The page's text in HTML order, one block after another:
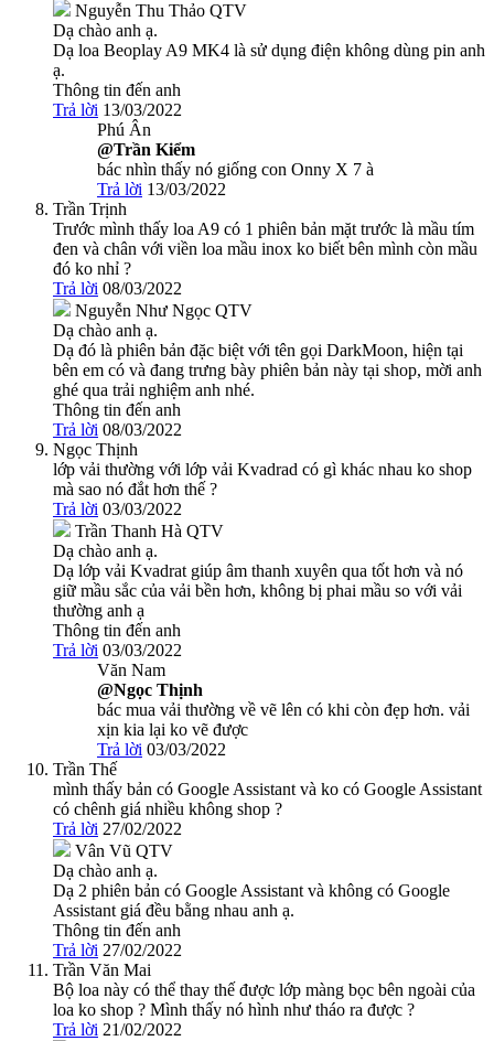
Nguyễn Thu Thảo QTV
Dạ chào anh ạ.
Dạ loa Beoplay A9 MK4 là sử dụng điện không dùng pin anh
ạ.
Thông tin đến anh
Trả lời 13/03/2022
Phú Ân
@Trần Kiểm
bác nhìn thấy nó giống con Onny X 7 à
Trả lời 13/03/2022
Trần Trịnh
Trước mình thấy loa A9 có 1 phiên bản mặt trước là mầu tím
đen và chân với viền loa mầu inox ko biết bên mình còn mầu
đó ko nhỉ ?
Trả lời 08/03/2022
Nguyễn Như Ngọc QTV
Dạ chào anh ạ.
Dạ đó là phiên bản đặc biệt với tên gọi DarkMoon, hiện tại
bên em có và đang trưng bày phiên bản này tại shop, mời anh
ghé qua trải nghiệm anh nhé.
Thông tin đến anh
Trả lời 08/03/2022
Ngọc Thịnh
lớp vải thường với lớp vải Kvadrad có gì khác nhau ko shop
mà sao nó đắt hơn thế ?
Trả lời 03/03/2022
Trần Thanh Hà QTV
Dạ chào anh ạ.
Dạ lớp vải Kvadrat giúp âm thanh xuyên qua tốt hơn và nó
giữ mầu sắc của vải bền hơn, không bị phai mầu so với vải
thường anh ạ
Thông tin đến anh
Trả lời 03/03/2022
Văn Nam
@Ngọc Thịnh
bác mua vải thường về vẽ lên có khi còn đẹp hơn. vải
xịn kia lại ko vẽ được
Trả lời 03/03/2022
Trần Thế
mình thấy bản có Google Assistant và ko có Google Assistant
có chênh giá nhiều không shop ?
Trả lời 27/02/2022
Vân Vũ QTV
Dạ chào anh ạ.
Dạ 2 phiên bản có Google Assistant và không có Google
Assistant giá đều bằng nhau anh ạ.
Thông tin đến anh
Trả lời 27/02/2022
Trần Văn Mai
Bộ loa này có thể thay thế được lớp màng bọc bên ngoài của
loa ko shop ? Mình thấy nó hình như tháo ra được ?
Trả lời 21/02/2022